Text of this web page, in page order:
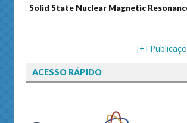
Journal of Separation Science
[+]
ACESSO RÁPIDO